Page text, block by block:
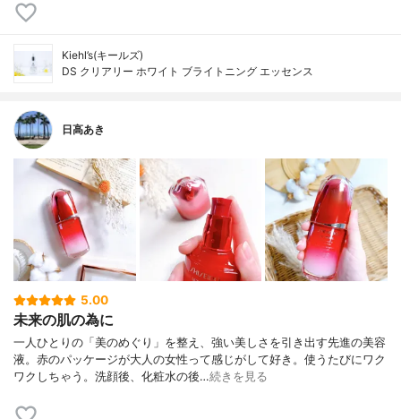
Kiehl’s(キールズ)
DS クリアリー ホワイト ブライトニング エッセンス
日高あき
5.00
未来の肌の為に
一人ひとりの「美のめぐり」を整え、強い美しさを引き出す先進の美容
液。赤のパッケージが大人の女性って感じがして好き。使うたびにワク
ワクしちゃう。洗顔後、化粧水の後…続きを見る